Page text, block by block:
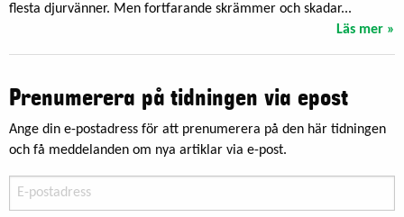
flesta djurvänner. Men fortfarande skrämmer och skadar...
Läs mer »
Prenumerera på tidningen via epost
Ange din e-postadress för att prenumerera på den här tidningen
och få meddelanden om nya artiklar via e-post.
postadress